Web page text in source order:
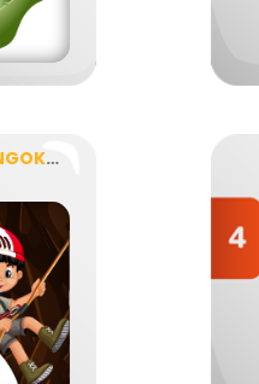
A GÖMÖRI BARLANGOK ÉS A KARSZT